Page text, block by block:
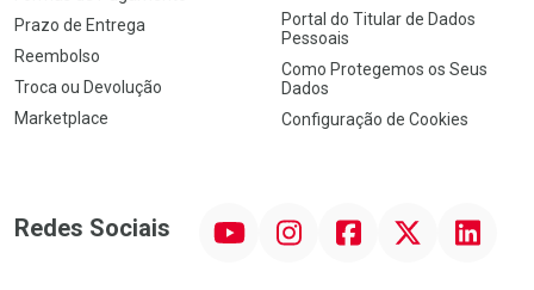
Prazo de Entrega
Reembolso
Troca ou Devolução
Marketplace
Portal do Titular de Dados
Pessoais
Como Protegemos os Seus
Dados
Configuração de Cookies
Redes Sociais InstagramFacebookTwitter Linkedin